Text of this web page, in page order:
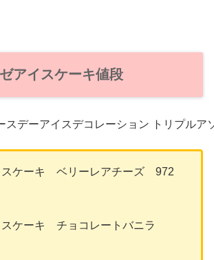
アイスケーキ値段
スケーキ ベリーレアチーズ 972
スケーキ チョコレートバニラ